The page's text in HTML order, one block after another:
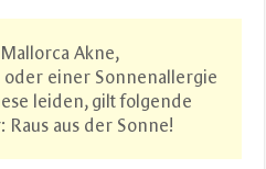
Akne,
oder einer Sonnenallergie
leiden, gilt folgende
Raus aus der Sonne!